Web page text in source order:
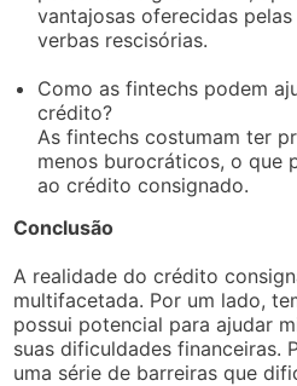
vantajosas oferecidas
verbas rescisórias.
Como as fintechs podem
crédito?
As fintechs costumam ter
menos burocráticos, o que
ao crédito consignado.
Conclusão
A realidade do crédito
multifacetada. Por um lado,
possui potencial para ajudar
suas dificuldades financeiras.
uma série de barreiras que